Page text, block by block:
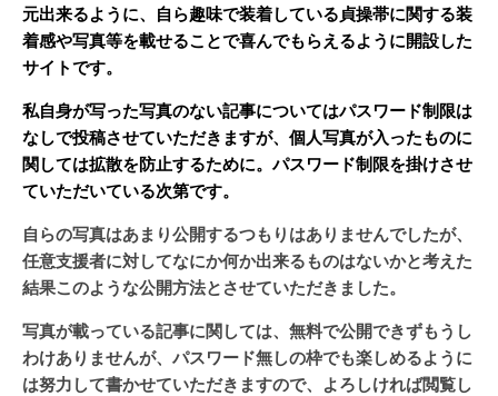
元出来るように、自ら趣味で装着している貞操帯に関する装
着感や写真等を載せることで喜んでもらえるように開設した
サイトです。
私自身が写った写真のない記事についてはパスワード制限は
なしで投稿させていただきますが、個人写真が入ったものに
関しては拡散を防止するために。パスワード制限を掛けさせ
ていただいている次第です。
自らの写真はあまり公開するつもりはありませんでしたが、
任意支援者に対してなにか何か出来るものはないかと考えた
結果このような公開方法とさせていただきました。
写真が載っている記事に関しては、無料で公開できずもうし
わけありませんが、パスワード無しの枠でも楽しめるように
は努力して書かせていただきますので、よろしければ閲覧し